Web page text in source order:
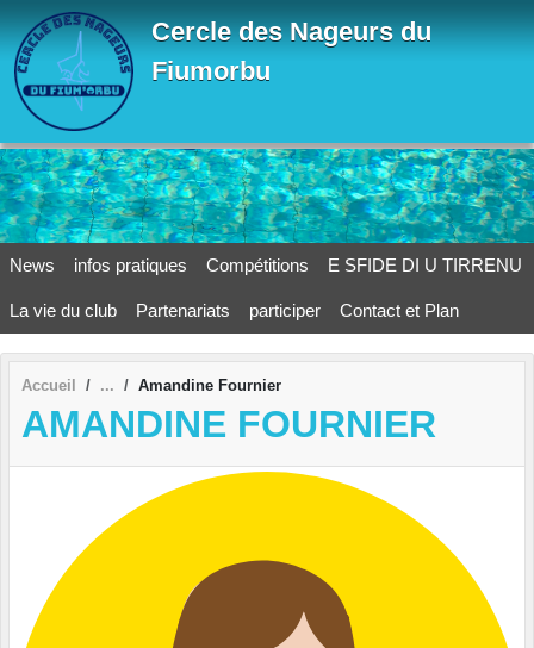
Cercle des Nageurs du
Fiumorbu
News infos pratiques Compétitions E SFIDE DI U TIRRENU
La vie du club Partenariats participer Contact et Plan
Accueil Amandine Fournier
AMANDINE FOURNIER
Panneau de gestion des cookies